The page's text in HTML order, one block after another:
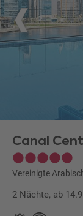
Canal
Vereinigte
2 Nächte, ab